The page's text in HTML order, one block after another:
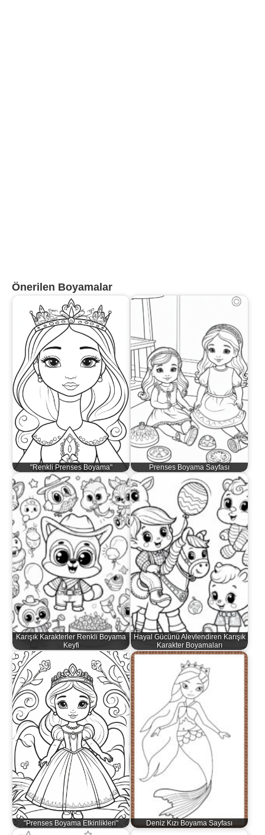
Önerilen Boyamalar
"Renkli Prenses Boyama" Prenses Boyama Sayfası
Karışık Karakterler Renkli Boyama
Keyfi
Hayal Gücünü Alevlendiren Karışık
Karakter Boyamaları
"Prenses Boyama Etkinlikleri" Deniz Kızı Boyama Sayfası